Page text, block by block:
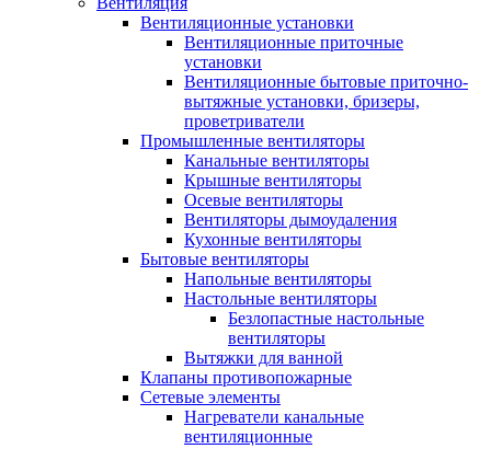
Вентиляционные установки
Вентиляционные приточные
установки
Вентиляционные бытовые приточно-
вытяжные установки, бризеры,
проветриватели
Промышленные вентиляторы
Канальные вентиляторы
Крышные вентиляторы
Осевые вентиляторы
Вентиляторы дымоудаления
Кухонные вентиляторы
Бытовые вентиляторы
Напольные вентиляторы
Настольные вентиляторы
Безлопастные настольные
вентиляторы
Вытяжки для ванной
Клапаны противопожарные
Сетевые элементы
Нагреватели канальные
вентиляционные